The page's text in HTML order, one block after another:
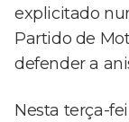
explicitado
Partido de
defender a
Nesta terça-